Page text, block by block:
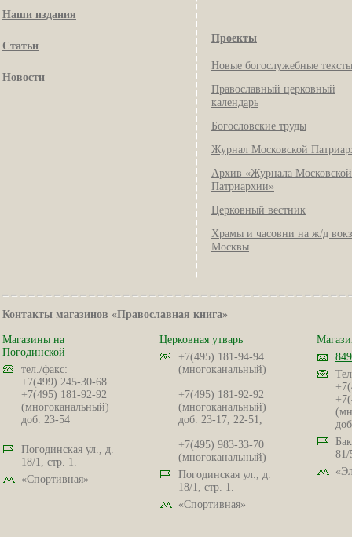
Наши издания
Статьи
Новости
Проекты
Новые богослужебные тексты
Православный церковный
календарь
Богословские труды
Журнал Московской
Архив «Журнала Московской
Патриархии»
Церковный вестник
Храмы и часовни на ж/д
Москвы
Контакты магазинов «Православная книга»
Магазины на
Погодинской
тел./факс:
+7(499) 245-30-68
+7(495) 181-92-92
(многоканальный)
доб. 23-54
Погодинская ул., д.
18/1, стр. 1.
«Спортивная»
Церковная утварь
+7(495) 181-94-94
(многоканальный)
+7(495) 181-92-92
(многоканальный)
доб. 23-17, 22-51,
+7(495) 983-33-70
(многоканальный)
Погодинская ул., д.
18/1, стр. 1.
«Спортивная»
81/